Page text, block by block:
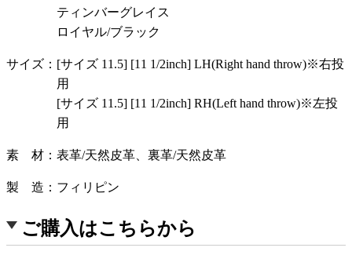
ティンバーグレイス
ロイヤル/ブラック
サイズ
[サイズ 11.5] [11 1/2inch] LH(Right hand throw)※右投
用
[サイズ 11.5] [11 1/2inch] RH(Left hand throw)※左投
用
素 材 表革/天然皮革、裏革/天然皮革
製 造 フィリピン
ご購入はこちらから